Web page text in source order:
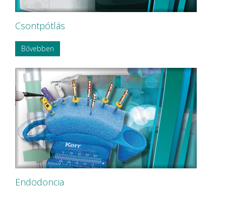
Csontpótlás
Bővebben
Endodoncia